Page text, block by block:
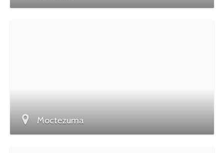
Moctezuma